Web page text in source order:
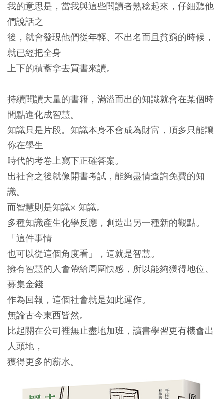
我的意思是，當我與這些閱讀者熟稔起來，仔細聽他
們說話之
後，就會發現他們從年輕、不出名而且貧窮的時候，
就已經把全身
上下的積蓄拿去買書來讀。
持續閱讀大量的書籍，滿溢而出的知識就會在某個時
間點進化成智慧。
知識只是片段。知識本身不會成為財富，頂多只能讓
你在學生
時代的考卷上寫下正確答案。
出社會之後就像開書考試，能夠盡情查詢免費的知
識。
而智慧則是知識× 知識。
多種知識產生化學反應，創造出另一種新的觀點。
「這件事情
也可以從這個角度看」，這就是智慧。
擁有智慧的人會帶給周圍快感，所以能夠獲得地位、
募集金錢
作為回報，這個社會就是如此運作。
無論古今東西皆然。
比起關在公司裡無止盡地加班，讀書學習更有機會出
人頭地，
獲得更多的薪水。